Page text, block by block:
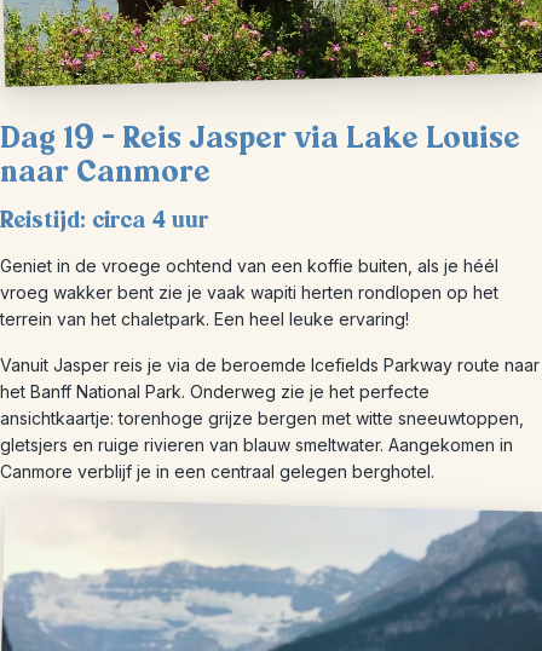
Dag 19 – Reis Jasper via Lake Louise
naar Canmore
Reistijd: circa 4 uur
Geniet in de vroege ochtend van een koffie buiten, als je héél
vroeg wakker bent zie je vaak wapiti herten rondlopen op het
terrein van het chaletpark. Een heel leuke ervaring!
Vanuit Jasper reis je via de beroemde Icefields Parkway route naar
het Banff National Park. Onderweg zie je het perfecte
ansichtkaartje: torenhoge grijze bergen met witte sneeuwtoppen,
gletsjers en ruige rivieren van blauw smeltwater. Aangekomen in
Canmore verblijf je in een centraal gelegen berghotel.